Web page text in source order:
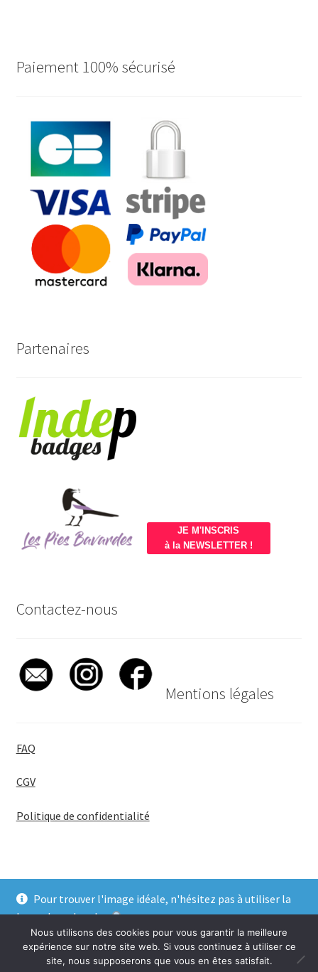
Pour trouver l'image idéale, n'hésitez pas à utiliser la
barre de recherche
Ignorer
Paiement 100% sécurisé
Partenaires
JE M'INSCRIS
à la NEWSLETTER !
Contactez-nous
Mentions légales
FAQ
CGV
Politique de confidentialité
© BadgeGirl® 2026
Nous utilisons des cookies pour vous garantir la meilleure
expérience sur notre site web. Si vous continuez à utiliser ce
site, nous supposerons que vous en êtes satisfait.